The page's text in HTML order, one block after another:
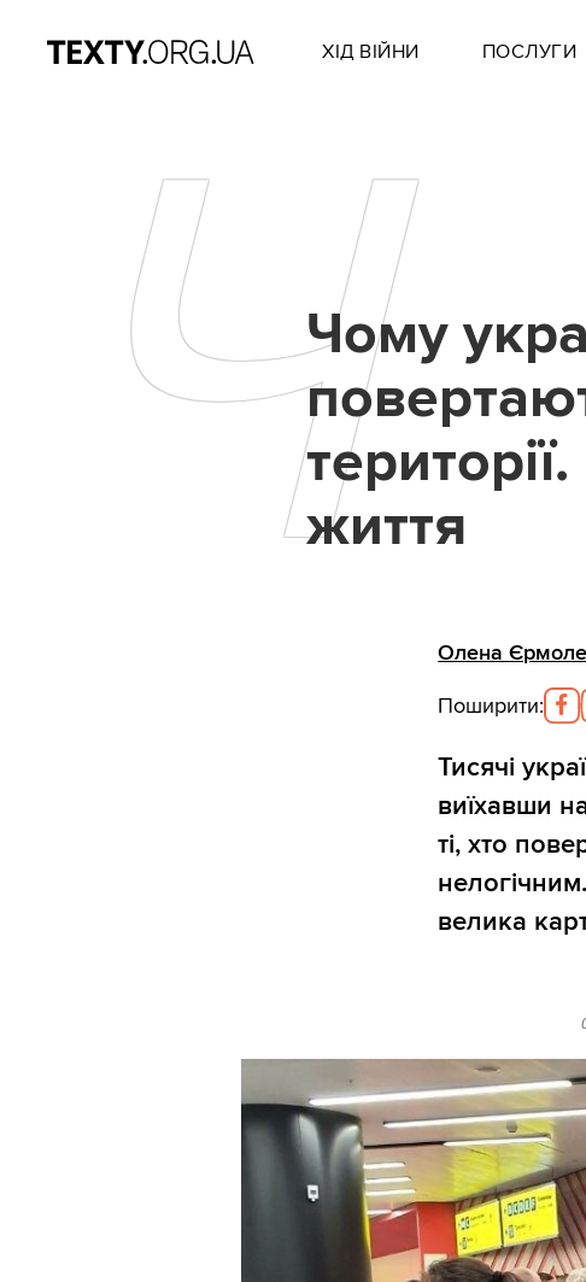
ХІД ВІЙНИ ПОСЛУГИ
Ч
Чому
життя
Олена
Поширити:
Тисячі
виїхавши
ті, хто
велика